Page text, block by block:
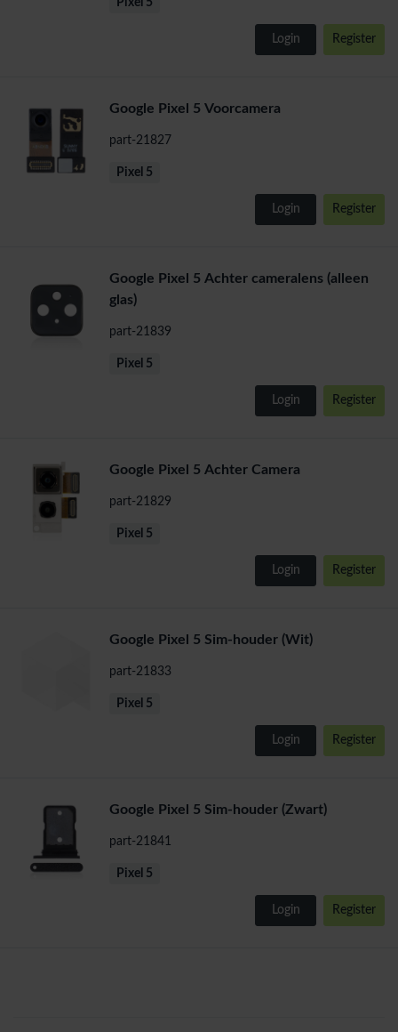
Pixel 5
Login Register
Google Pixel 5 Voorcamera
part-21827
Pixel 5
Login Register
Google Pixel 5 Achter cameralens (alleen
glas)
part-21839
Pixel 5
Login Register
Google Pixel 5 Achter Camera
part-21829
Pixel 5
Login Register
Google Pixel 5 Sim-houder (Wit)
part-21833
Pixel 5
Login Register
Google Pixel 5 Sim-houder (Zwart)
part-21841
Pixel 5
Login Register